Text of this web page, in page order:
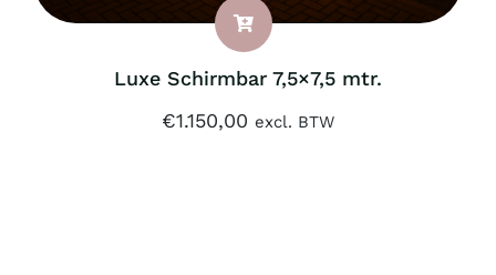
Luxe Schirmbar 7,5×7,5 mtr.
€1.150,00 excl. BTW